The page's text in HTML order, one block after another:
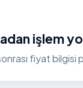
işlem
fiyat bilgisi